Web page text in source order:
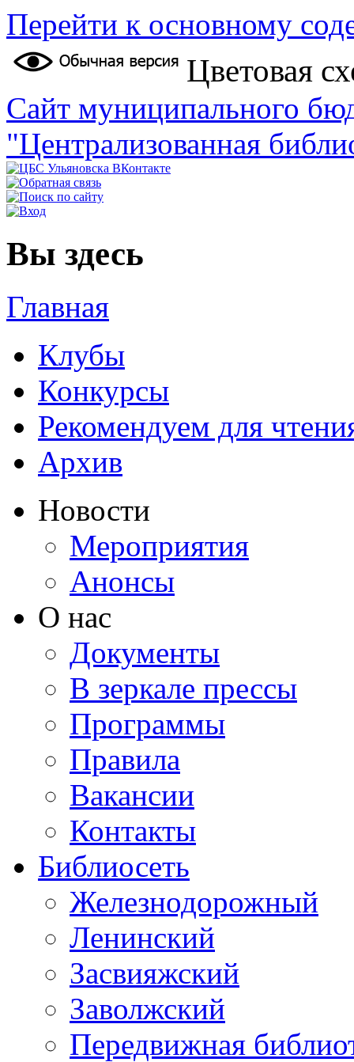
Перейти к основному
Цветовая
Сайт муниципального
"Централизованная
Вы здесь
Главная
Клубы
Конкурсы
Рекомендуем для
Архив
Новости
Мероприятия
Анонсы
О нас
Документы
В зеркале прессы
Программы
Правила
Вакансии
Контакты
Библиосеть
Железнодорожный
Ленинский
Засвияжский
Заволжский
Передвижная